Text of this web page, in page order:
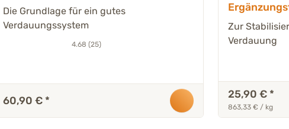
Die Grundlage für ein gutes
Verdauungssystem
4.68 (25)
60,90 € *
Welpe &
Zur
Verdauung
25,90 € *
863,33 € / kg